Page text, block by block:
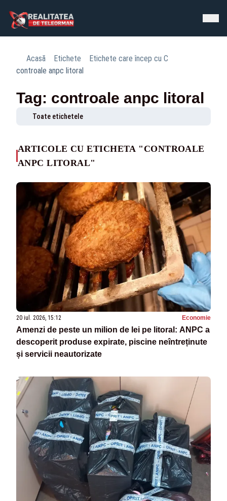
Acasă Etichete
Etichete care încep cu C
controale anpc litoral
Tag: controale anpc litoral
Toate etichetele
ARTICOLE CU ETICHETA "CONTROALE
ANPC LITORAL"
20 iul. 2026, 15:12 Economie
Amenzi de peste un milion de lei pe litoral: ANPC a
descoperit produse expirate, piscine neîntreținute
și servicii neautorizate